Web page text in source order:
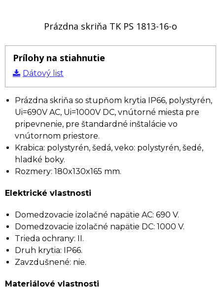
Prázdna skriňa TK PS 1813-16-o
Prílohy na stiahnutie
Dátový list
Prázdna skriňa so stupňom krytia IP66, polystyrén,
Ui=690V AC, Ui=1000V DC, vnútorné miesta pre
pripevnenie, pre štandardné inštalácie vo
vnútornom priestore.
Krabica: polystyrén, šedá, veko: polystyrén, šedé,
hladké boky.
Rozmery: 180x130x165 mm.
Elektrické vlastnosti
Domedzovacie izolačné napätie AC: 690 V.
Domedzovacie izolačné napätie DC: 1000 V.
Trieda ochrany: II.
Druh krytia: IP66.
Zavzdušnené: nie.
Materiálové vlastnosti